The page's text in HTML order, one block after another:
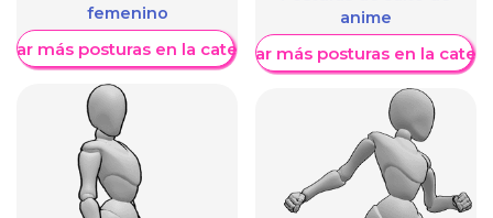
femenino
más posturas en la categoría
anime
Mostrar más posturas en la